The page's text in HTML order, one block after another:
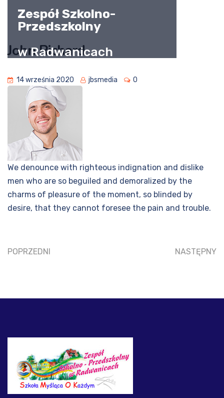
Zespół Szkolno-
Przedszkolny
w Radwanicach
John Richard
14 września 2020 jbsmedia 0
We denounce with righteous indignation and dislike
men who are so beguiled and demoralized by the
charms of pleasure of the moment, so blinded by
desire, that they cannot foresee the pain and trouble.
POPRZEDNI NASTĘPNY